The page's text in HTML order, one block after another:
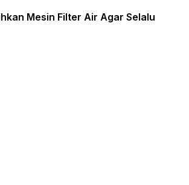
Mesin Filter Air Agar Selalu